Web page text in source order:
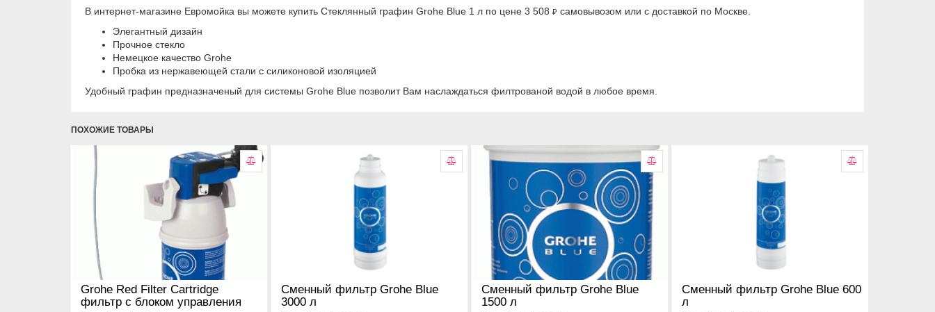
В интернет-магазине Евромойка вы можете купить Стеклянный графин Grohe Blue 1 л по цене 3 508 ₽ самовывозом или с доставкой по Москве.
Элегантный дизайн
Прочное стекло
Немецкое качество Grohe
Пробка из нержавеющей стали с силиконовой изоляцией
Удобный графин предназначеный для системы Grohe Blue позволит Вам наслаждаться филтрованой водой в любое время.
ПОХОЖИЕ ТОВАРЫ
Grohe Red Filter Cartridge
фильтр с блоком управления
Сменный фильтр Grohe Blue
3000 л
Сменный фильтр Grohe Blue
1500 л
Сменный фильтр Grohe Blue 600
л